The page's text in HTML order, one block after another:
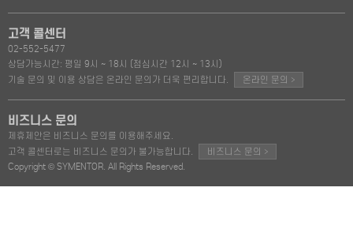
고객 콜센터
02-552-5477
상담가능시간: 평일 9시 ~ 18시 (점심시간 12시 ~ 13시)
기술 문의 및 이용 상담은 온라인 문의가 더욱 편리합니다.
온라인 문의 >
비즈니스 문의
제휴제안은 비즈니스 문의를 이용해주세요.
고객 콜센터로는 비즈니스 문의가 불가능합니다.
비즈니스 문의 >
Copyright © SYMENTOR. All Rights Reserved.